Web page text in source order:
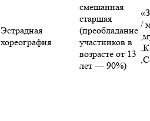
Эстрадная
хореография
смешанная
старшая
(преобладание
участников в
возрасте от 13
лет — 90%)
/